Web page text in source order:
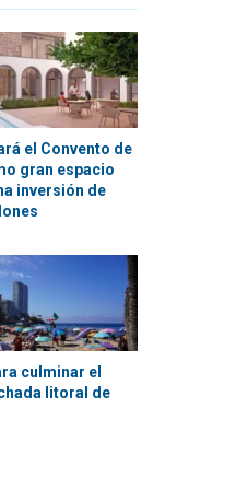
el Convento de
gran espacio
inversión de
culminar el
litoral de